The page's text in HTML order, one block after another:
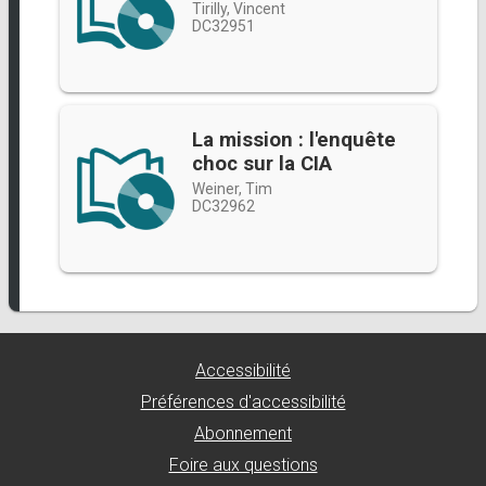
Tirilly, Vincent
DC32951
La mission : l'enquête
choc sur la CIA
Weiner, Tim
DC32962
Accessibilité
Préférences d'accessibilité
Abonnement
Foire aux questions